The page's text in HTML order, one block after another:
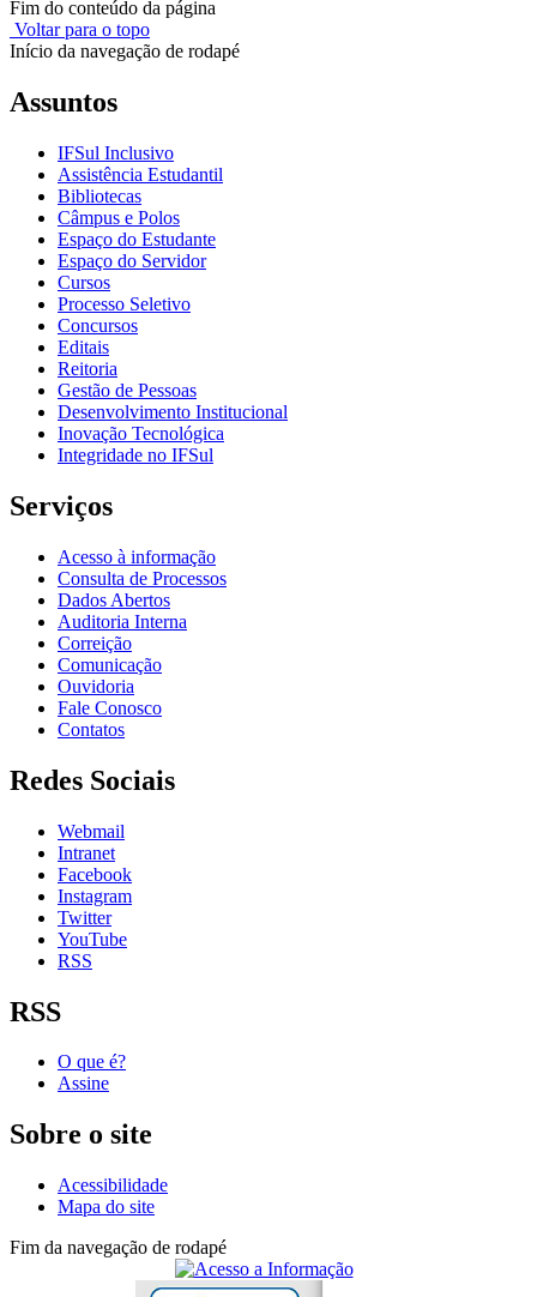
Fim do conteúdo da página
Voltar para o topo
Início da navegação de rodapé
Assuntos
IFSul Inclusivo
Assistência Estudantil
Bibliotecas
Câmpus e Polos
Espaço do Estudante
Espaço do Servidor
Cursos
Processo Seletivo
Concursos
Editais
Reitoria
Gestão de Pessoas
Desenvolvimento Institucional
Inovação Tecnológica
Integridade no IFSul
Serviços
Acesso à informação
Consulta de Processos
Dados Abertos
Auditoria Interna
Correição
Comunicação
Ouvidoria
Fale Conosco
Contatos
Redes Sociais
Webmail
Intranet
Facebook
Instagram
Twitter
YouTube
RSS
RSS
O que é?
Assine
Sobre o site
Acessibilidade
Mapa do site
Fim da navegação de rodapé